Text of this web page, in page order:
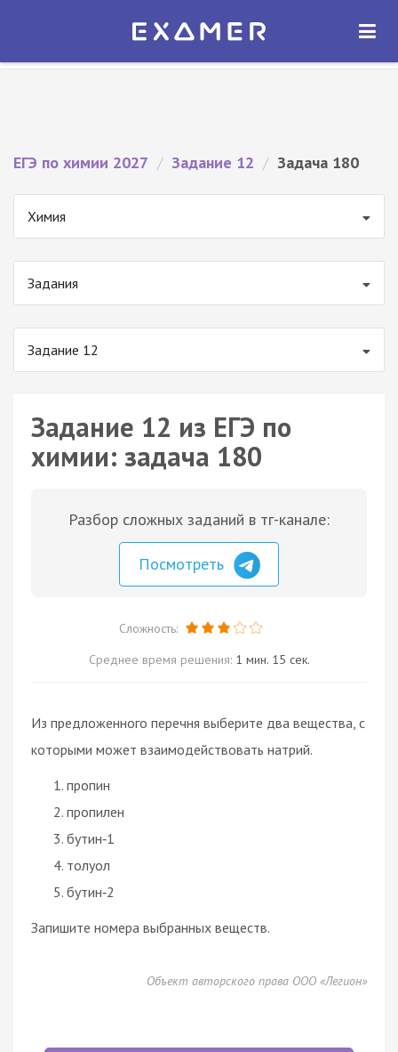
Экзамер — ЕГЭ 2027
ОТКРЫТЬ
ЕГЭ по химии 2027 / Задание 12 / Задача 180
Химия
Задания
Задание 12
Задание 12 из ЕГЭ по
химии: задача 180
Разбор сложных заданий в тг-канале:
Посмотреть
Сложность:
Среднее время решения: 1 мин. 15 сек.
Из предложенного перечня выберите два вещества, с
которыми может взаимодействовать натрий.
пропин
пропилен
бутин‑1
толуол
бутин‑2
Запишите номера выбранных веществ.
Объект авторского права ООО «Легион»